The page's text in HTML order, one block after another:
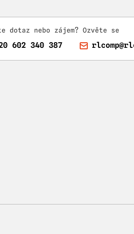
dotaz nebo zájem? Ozvěte se
602 340 387